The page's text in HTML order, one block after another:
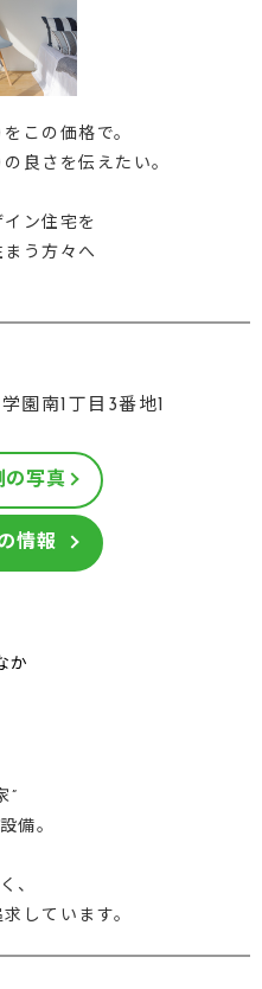
この価格で。
良さを伝えたい。
ン住宅を
う方々へ
園南1丁目3番地1
の写真
情報
か
”
備。
、
しています。